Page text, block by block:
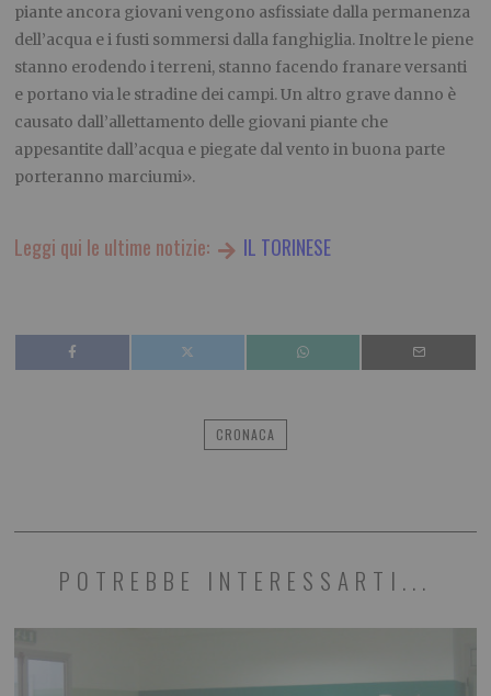
piante ancora giovani vengono asfissiate dalla permanenza
dell’acqua e i fusti sommersi dalla fanghiglia. Inoltre le piene
stanno erodendo i terreni, stanno facendo franare versanti
e portano via le stradine dei campi. Un altro grave danno è
causato dall’allettamento delle giovani piante che
appesantite dall’acqua e piegate dal vento in buona parte
porteranno marciumi».
Leggi qui le ultime notizie: IL TORINESE
CRONACA
POTREBBE INTERESSARTI...